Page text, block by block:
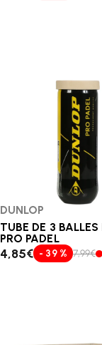
Distributeur:
DUNLOP
TUBE DE 3 BALLES
PRO PADEL
4,85€ - 39 % 7,99€